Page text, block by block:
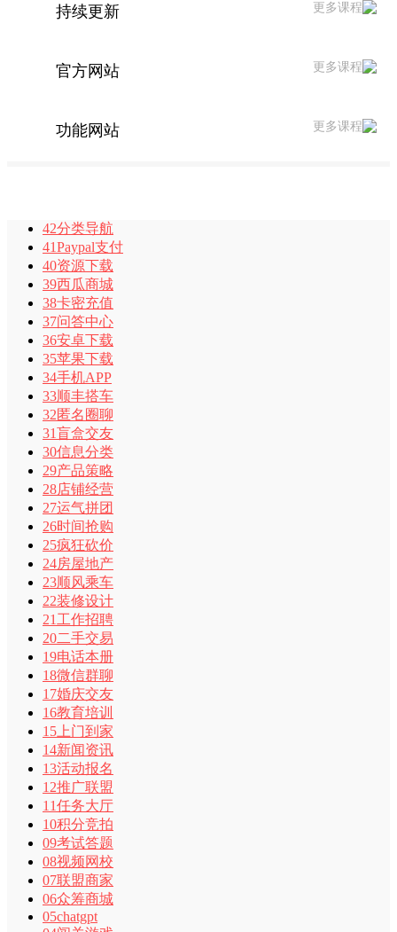
更多课程
持续更新
更多课程
官方网站
更多课程
功能网站
42分类导航
41Paypal支付
40资源下载
39西瓜商城
38卡密充值
37问答中心
36安卓下载
35苹果下载
34手机APP
33顺丰搭车
32匿名圈聊
31盲盒交友
30信息分类
29产品策略
28店铺经营
27运气拼团
26时间抢购
25疯狂砍价
24房屋地产
23顺风乘车
22装修设计
21工作招聘
20二手交易
19电话本册
18微信群聊
17婚庆交友
16教育培训
15上门到家
14新闻资讯
13活动报名
12推广联盟
11任务大厅
10积分竞拍
09考试答题
08视频网校
07联盟商家
06众筹商城
05chatgpt